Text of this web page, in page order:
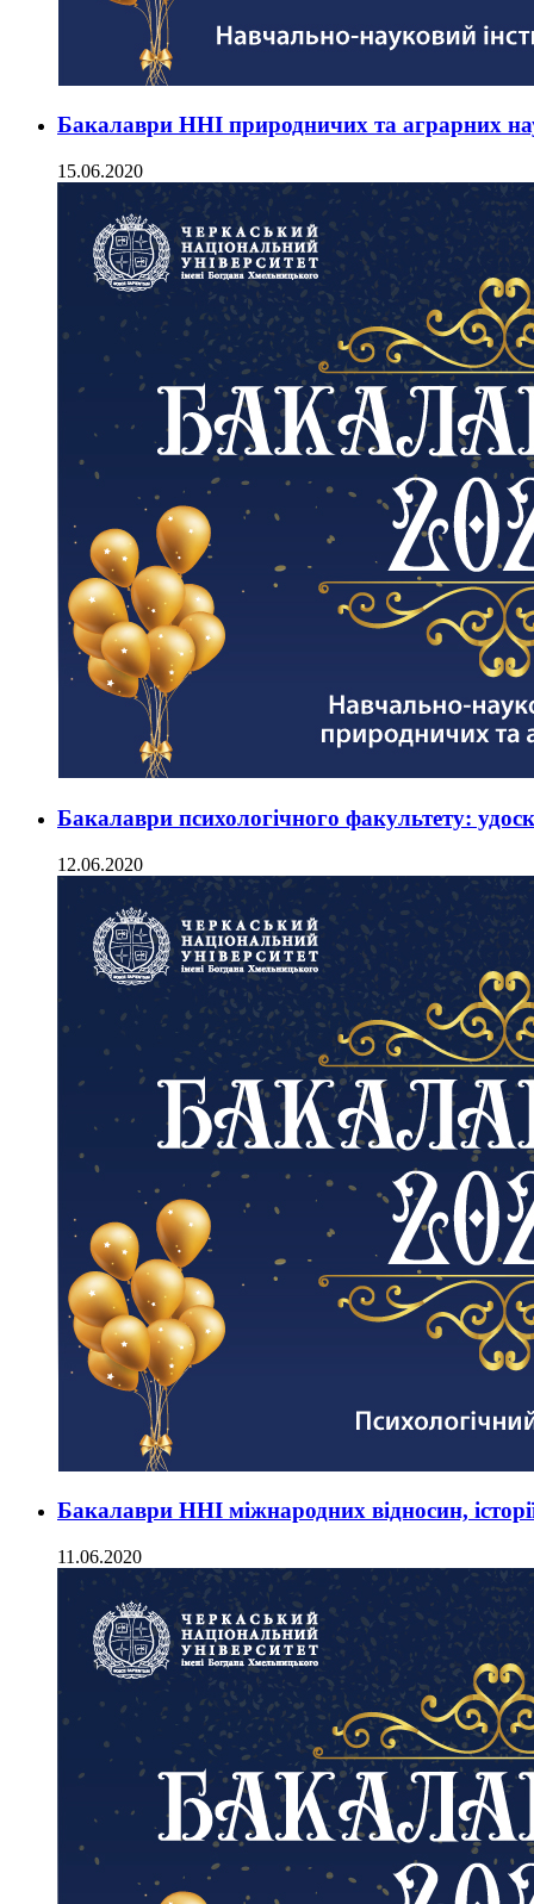
Бакалаври ННІ природничих та аграрних
15.06.2020
Бакалаври психологічного факультету:
12.06.2020
Бакалаври ННІ міжнародних відносин,
11.06.2020